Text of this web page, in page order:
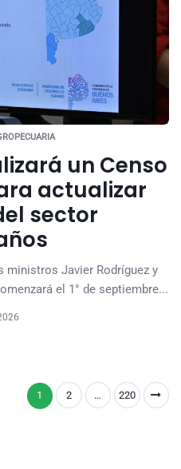
un Censo
actualizar
sector
ministros Javier Rodríguez y
el 1° de septiembre...
1 2 … 220